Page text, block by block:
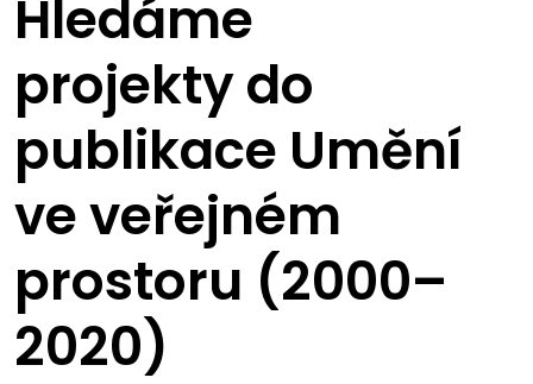
Hledáme
projekty do
publikace Umění
ve veřejném
prostoru (2000–
2020)